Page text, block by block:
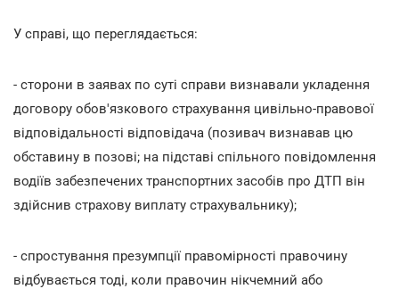
У справі, що переглядається:
- сторони в заявах по суті справи визнавали укладення
договору обов'язкового страхування цивільно-правової
відповідальності відповідача (позивач визнавав цю
обставину в позові; на підставі спільного повідомлення
водіїв забезпечених транспортних засобів про ДТП він
здійснив страхову виплату страхувальнику);
- спростування презумпції правомірності правочину
відбувається тоді, коли правочин нікчемний або